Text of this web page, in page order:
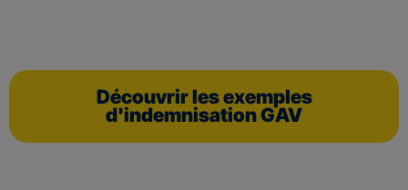
Découvrir les exemples
d'indemnisation GAV